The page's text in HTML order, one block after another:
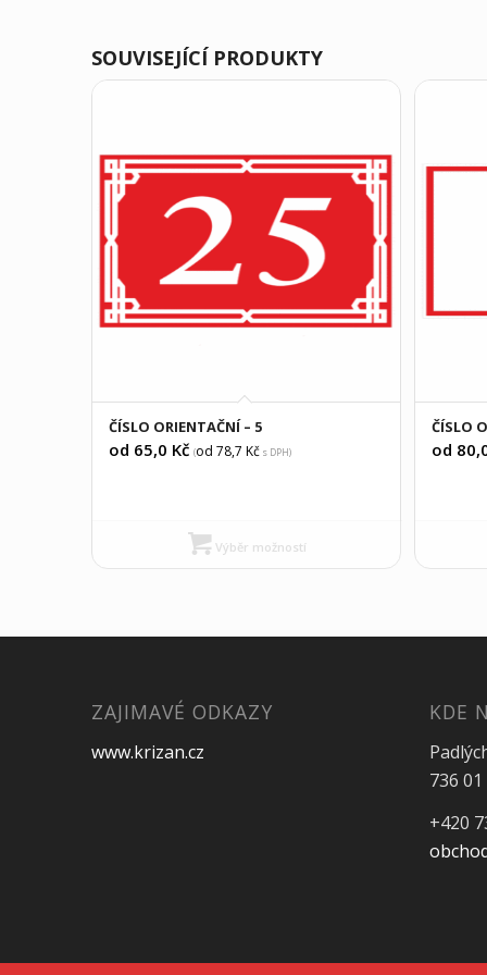
SOUVISEJÍCÍ PRODUKTY
ČÍSLO ORIENTAČNÍ – 5
od 65,0 Kč (od 78,7 Kčs DPH)
Výběr možností
ČÍSLO
od
ZAJIMAVÉ ODKAZY
www.krizan.cz
KDE
736
+420